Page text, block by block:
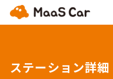
ステーション詳細